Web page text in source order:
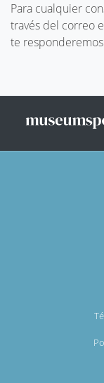
Para cualquier
través del correo
te